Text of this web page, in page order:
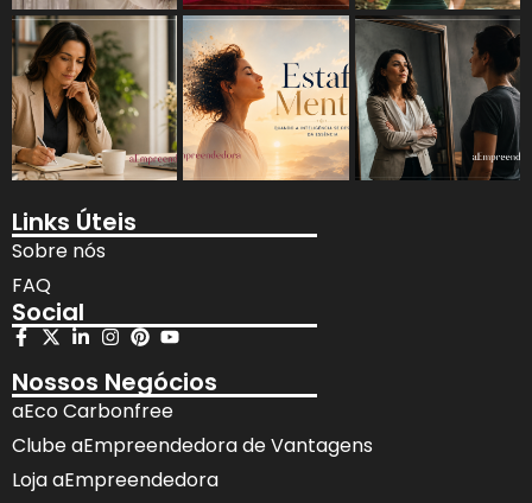
Links Úteis
Sobre nós
FAQ
Social
Nossos Negócios
aEco Carbonfree
Clube aEmpreendedora de Vantagens
Loja aEmpreendedora